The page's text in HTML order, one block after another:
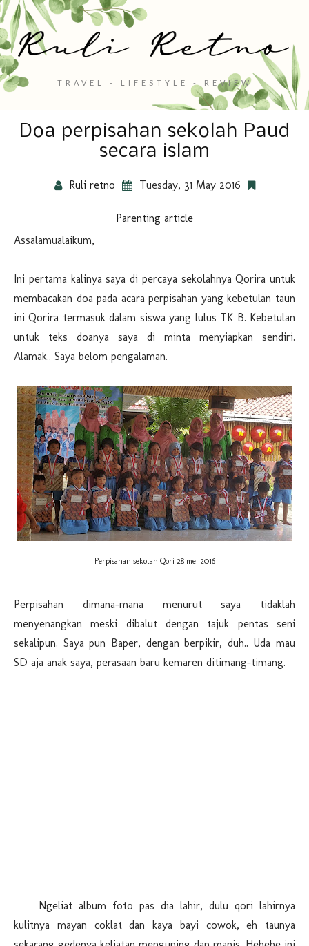
TRAVEL - LIFESTYLE - REVIEW
Doa perpisahan sekolah Paud
secara islam
Ruli retno Tuesday, 31 May 2016
Parenting article
Assalamualaikum,
Ini pertama kalinya saya di percaya sekolahnya Qorira untuk
membacakan doa pada acara perpisahan yang kebetulan taun
ini Qorira termasuk dalam siswa yang lulus TK B. Kebetulan
untuk teks doanya saya di minta menyiapkan sendiri.
Alamak.. Saya belom pengalaman.
Perpisahan sekolah Qori 28 mei 2016
Perpisahan dimana-mana menurut saya tidaklah
menyenangkan meski dibalut dengan tajuk pentas seni
sekalipun. Saya pun Baper, dengan berpikir, duh.. Uda mau
SD aja anak saya, perasaan baru kemaren ditimang-timang.
Ngeliat album foto pas dia lahir, dulu qori lahirnya
kulitnya mayan coklat dan kaya bayi cowok, eh taunya